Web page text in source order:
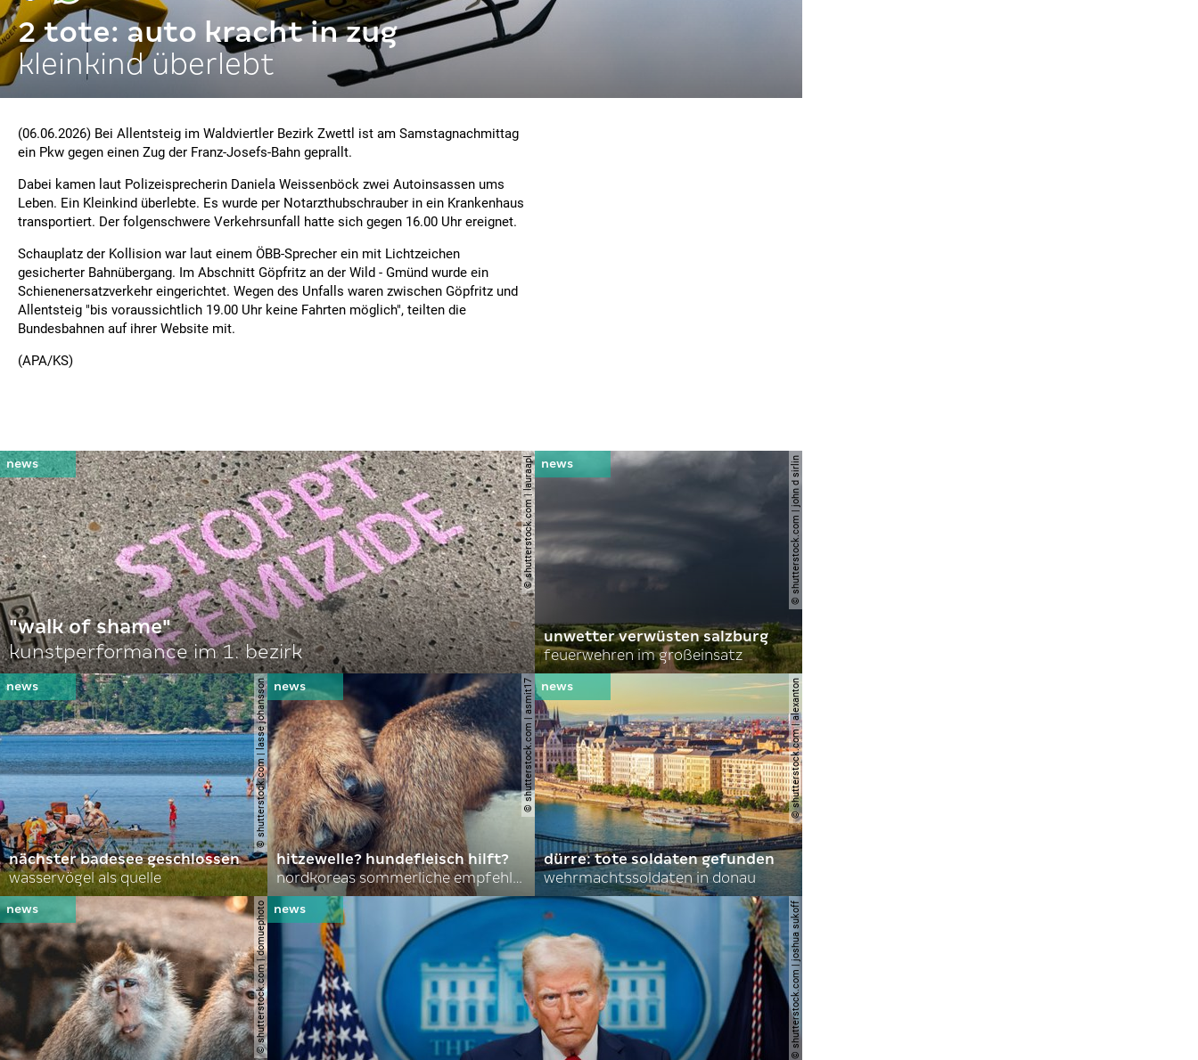
2 tote: auto kracht in zug
kleinkind überlebt
(06.06.2026) Bei Allentsteig im Waldviertler Bezirk Zwettl ist am Samstagnachmittag
ein Pkw gegen einen Zug der Franz-Josefs-Bahn geprallt.
Dabei kamen laut Polizeisprecherin Daniela Weissenböck zwei Autoinsassen ums
Leben. Ein Kleinkind überlebte. Es wurde per Notarzthubschrauber in ein Krankenhaus
transportiert. Der folgenschwere Verkehrsunfall hatte sich gegen 16.00 Uhr ereignet.
Schauplatz der Kollision war laut einem ÖBB-Sprecher ein mit Lichtzeichen
gesicherter Bahnübergang. Im Abschnitt Göpfritz an der Wild - Gmünd wurde ein
Schienenersatzverkehr eingerichtet. Wegen des Unfalls waren zwischen Göpfritz und
Allentsteig "bis voraussichtlich 19.00 Uhr keine Fahrten möglich", teilten die
Bundesbahnen auf ihrer Website mit.
(APA/KS)
© shutterstock.com | lauraapl
"walk of shame"
kunstperformance im 1. bezirk
© shutterstock.com | john d sirlin
unwetter verwüsten salzburg
feuerwehren im großeinsatz
© shutterstock.com | lasse johansson
nächster badesee geschlossen
wasservögel als quelle
© shutterstock.com | asmit17
hitzewelle? hundefleisch hilft?
nordkoreas sommerliche empfehlungen
© shutterstock.com | alexanton
dürre: tote soldaten gefunden
wehrmachtssoldaten in donau
© shutterstock.com | domuephoto © shutterstock.com | joshua sukoff